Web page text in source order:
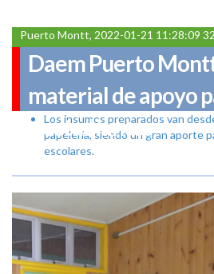
Puerto Montt, 2022-01-21 11:28:09
Daem Puerto
material de apoyo
y estudiantes
Los insumos preparados van
papelería, siendo un gran aporte
escolares.